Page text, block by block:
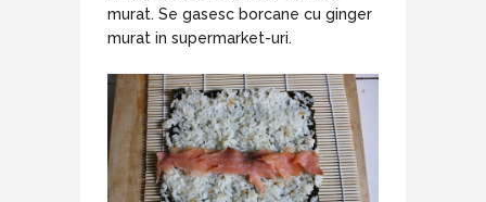
murat. Se gasesc borcane cu ginger
murat in supermarket-uri.